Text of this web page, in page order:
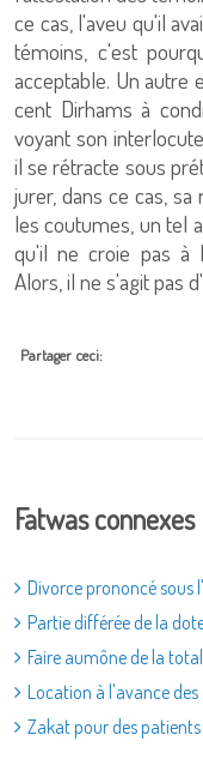
ce cas, l'aveu qu'il
témoins, c'est
acceptable. Un autre
cent Dirhams à
voyant son
il se rétracte sous
jurer, dans ce cas,
les coutumes, un tel
qu'il ne croie pas à
Alors, il ne s'agit pas
Partager ceci:
Fatwas connexes
Divorce prononcé sous
Partie différée de la
Faire aumône de la
Location à l'avance
Zakat pour des